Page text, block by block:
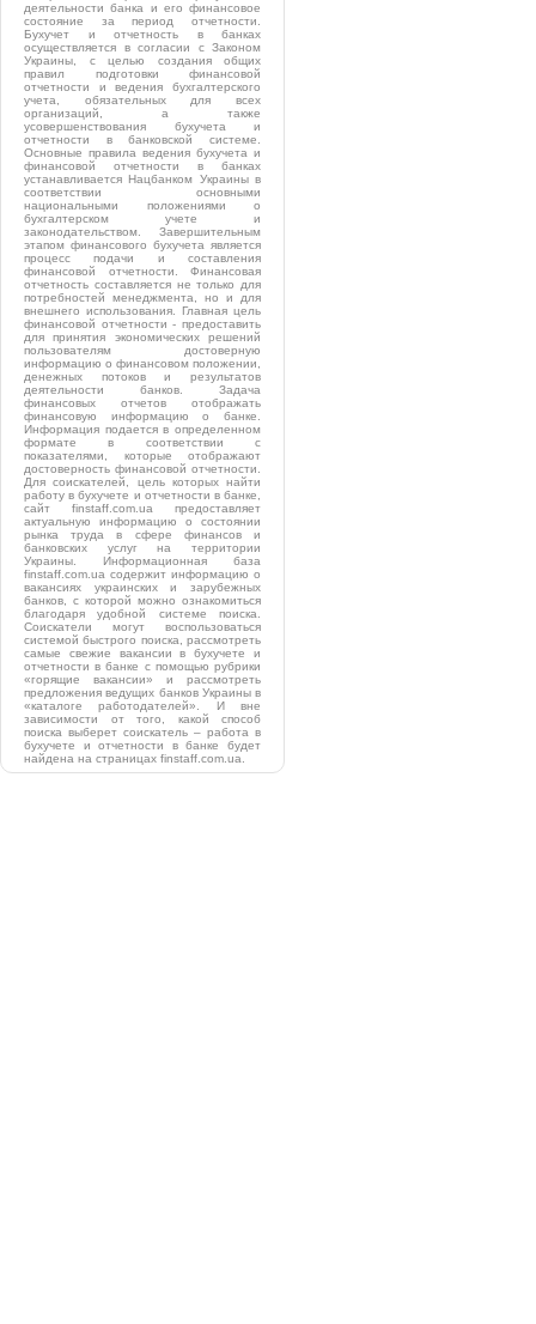
деятельности банка и его финансовое
состояние за период отчетности.
Бухучет и отчетность в банках
осуществляется в согласии с Законом
Украины, с целью создания общих
правил подготовки финансовой
отчетности и ведения бухгалтерского
учета, обязательных для всех
организаций, а также
усовершенствования бухучета и
отчетности в банковской системе.
Основные правила ведения бухучета и
финансовой отчетности в банках
устанавливается Нацбанком Украины в
соответствии основными
национальными положениями о
бухгалтерском учете и
законодательством. Завершительным
этапом финансового бухучета является
процесс подачи и составления
финансовой отчетности. Финансовая
отчетность составляется не только для
потребностей менеджмента, но и для
внешнего использования. Главная цель
финансовой отчетности - предоставить
для принятия экономических решений
пользователям достоверную
информацию о финансовом положении,
денежных потоков и результатов
деятельности банков. Задача
финансовых отчетов отображать
финансовую информацию о банке.
Информация подается в определенном
формате в соответствии с
показателями, которые отображают
достоверность финансовой отчетности.
Для соискателей, цель которых найти
работу в бухучете и отчетности в банке,
сайт finstaff.com.ua предоставляет
актуальную информацию о состоянии
рынка труда в сфере финансов и
банковских услуг на территории
Украины. Информационная база
finstaff.com.ua содержит информацию о
вакансиях украинских и зарубежных
банков, с которой можно ознакомиться
благодаря удобной системе поиска.
Соискатели могут воспользоваться
системой быстрого поиска, рассмотреть
самые свежие вакансии в бухучете и
отчетности в банке с помощью рубрики
«горящие вакансии» и рассмотреть
предложения ведущих банков Украины в
«каталоге работодателей». И вне
зависимости от того, какой способ
поиска выберет соискатель – работа в
бухучете и отчетности в банке будет
найдена на страницах finstaff.com.ua.